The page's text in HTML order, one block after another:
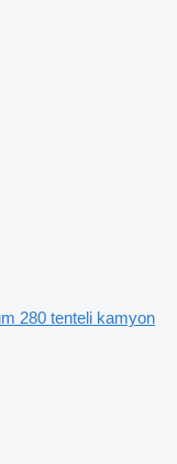
280 tenteli kamyon